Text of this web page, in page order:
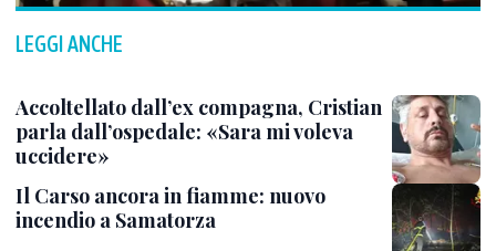
LEGGI ANCHE
Accoltellato dall’ex compagna, Cristian
parla dall’ospedale: «Sara mi voleva
uccidere»
Il Carso ancora in fiamme: nuovo
incendio a Samatorza